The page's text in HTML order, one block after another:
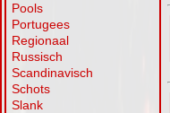
Pools
Portugees
Regionaal
Russisch
Scandinavisch
Schots
Slank